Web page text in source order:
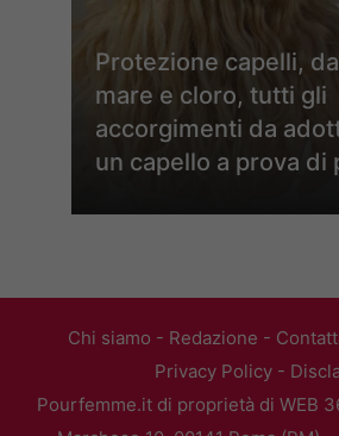
Protezione capelli,
mare e cloro, tutti gli
accorgimenti da
un capello a prova di
Chi siamo - Redazione -
Privacy Policy-
Pourfemme.it di proprietà di WEB